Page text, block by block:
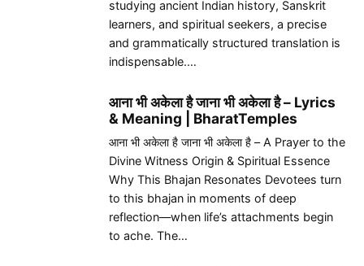
studying ancient Indian history, Sanskrit
learners, and spiritual seekers, a precise
and grammatically structured translation is
indispensable.…
आना भी अकेला है जाना भी अकेला है – Lyrics
& Meaning | BharatTemples
आना भी अकेला है जाना भी अकेला है – A Prayer to the
Divine Witness Origin & Spiritual Essence
Why This Bhajan Resonates Devotees turn
to this bhajan in moments of deep
reflection—when life’s attachments begin
to ache. The…